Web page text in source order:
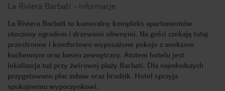
La Riviera Barbati - informacje
La Riviera Barbati to kameralny kompleks apartamentów
otoczony ogrodem i drzewami oliwnymi. Na gości czekają tutaj
przestronne i komfortowo wyposażone pokoje z aneksem
kuchennym oraz basen zewnętrzny. Atutem hotelu jest
lokalizacja tuż przy żwirowej plaży Barbati. Dla najmłodszych
przygotowano plac zabaw oraz brodzik. Hotel sprzyja
spokojnemu wypoczynkowi.